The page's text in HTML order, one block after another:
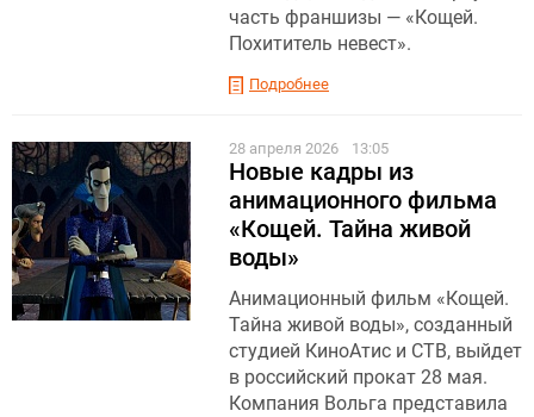
часть франшизы — «Кощей.
Похититель невест».
Подробнее
28 апреля 2026 13:05
Новые кадры из
анимационного фильма
«Кощей. Тайна живой
воды»
Анимационный фильм «Кощей.
Тайна живой воды», созданный
студией КиноАтис и СТВ, выйдет
в российский прокат 28 мая.
Компания Вольга представила